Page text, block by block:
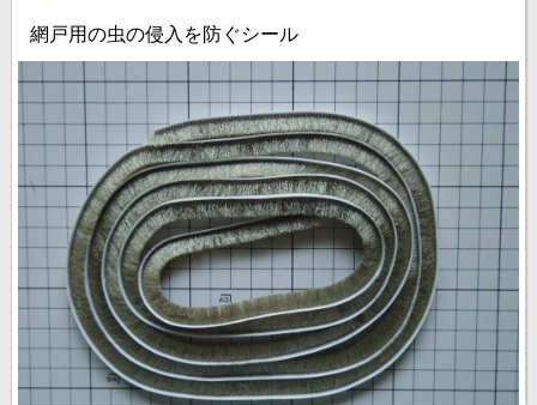
網戸用の虫の侵入を防ぐシール